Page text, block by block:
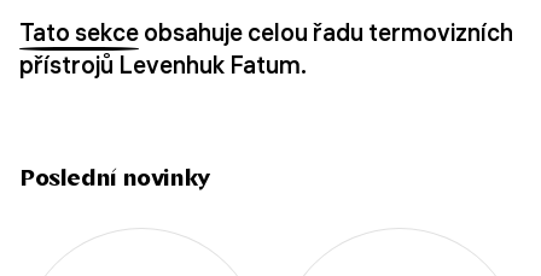
Tato sekce obsahuje celou řadu termovizních
přístrojů Levenhuk Fatum.
Poslední novinky